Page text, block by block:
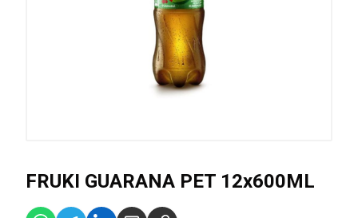
FRUKI GUARANA PET 12x600ML